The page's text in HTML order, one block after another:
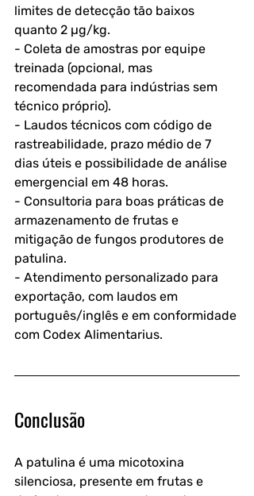
limites de detecção tão baixos
quanto 2 µg/kg.
- Coleta de amostras por equipe
treinada (opcional, mas
recomendada para indústrias sem
técnico próprio).
- Laudos técnicos com código de
rastreabilidade, prazo médio de 7
dias úteis e possibilidade de análise
emergencial em 48 horas.
- Consultoria para boas práticas de
armazenamento de frutas e
mitigação de fungos produtores de
patulina.
- Atendimento personalizado para
exportação, com laudos em
português/inglês e em conformidade
com Codex Alimentarius.
Conclusão
A patulina é uma micotoxina
silenciosa, presente em frutas e